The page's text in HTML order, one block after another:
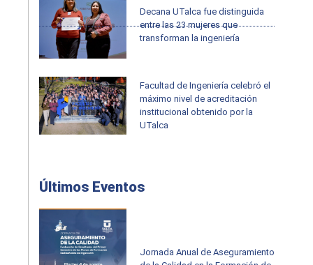
Decana UTalca fue distinguida
entre las 23 mujeres que
transforman la ingeniería
Facultad de Ingeniería celebró el
máximo nivel de acreditación
institucional obtenido por la
UTalca
Últimos Eventos
Jornada Anual de Aseguramiento